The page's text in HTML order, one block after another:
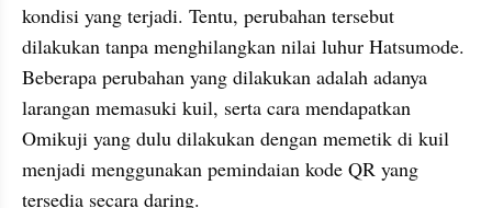
kondisi yang terjadi. Tentu, perubahan tersebut
dilakukan tanpa menghilangkan nilai luhur Hatsumode.
Beberapa perubahan yang dilakukan adalah adanya
larangan memasuki kuil, serta cara mendapatkan
Omikuji yang dulu dilakukan dengan memetik di kuil
menjadi menggunakan pemindaian kode QR yang
tersedia secara daring.